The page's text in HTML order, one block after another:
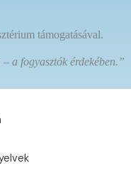
támogatásával.
a fogyasztók érdekében.”